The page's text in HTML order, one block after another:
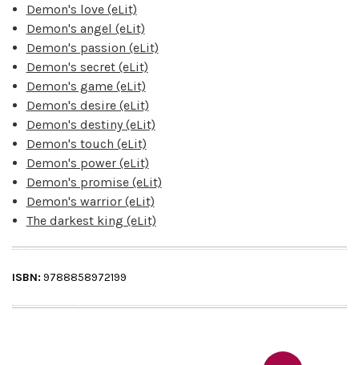
Demon's love (eLit)
Demon's angel (eLit)
Demon's passion (eLit)
Demon's secret (eLit)
Demon's game (eLit)
Demon's desire (eLit)
Demon's destiny (eLit)
Demon's touch (eLit)
Demon's power (eLit)
Demon's promise (eLit)
Demon's warrior (eLit)
The darkest king (eLit)
ISBN: 9788858972199